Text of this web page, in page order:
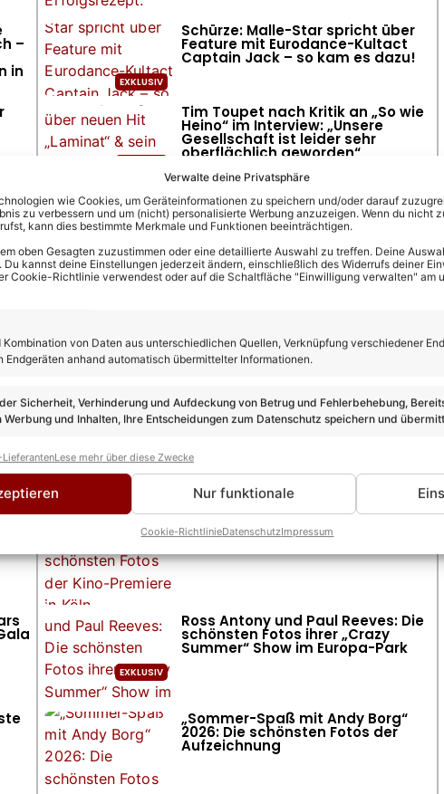
Verwalte deine Privatsphäre
wie Cookies, um Geräteinformationen zu speichern und/oder darauf
zu verbessern und um (nicht) personalisierte Werbung anzuzeigen. Wenn du nicht
kann dies bestimmte Merkmale und Funktionen beeinträchtigen.
oben Gesagten zuzustimmen oder eine detaillierte Auswahl zu treffen. Deine
kannst deine Einstellungen jederzeit ändern, einschließlich des Widerrufs deiner
Cookie-Richtlinie verwendest oder auf die Schaltfläche "Einwilligung verwalten" am
von Daten aus unterschiedlichen Quellen, Verknüpfung verschiedener
Endgeräten anhand automatisch übermittelter Informationen.
Sicherheit, Verhinderung und Aufdeckung von Betrug und Fehlerbehebung,
Werbung und Inhalten, Ihre Entscheidungen zum Datenschutz speichern und
Lese mehr über diese Zwecke
Nur funktionale
Cookie-RichtlinieDatenschutzImpressum
–
in
Schürze: Malle-Star spricht über
Feature mit Eurodance-Kultact
Captain Jack – so kam es dazu!
Tim Toupet nach Kritik an „So wie
Heino“ im Interview: „Unsere
Gesellschaft ist leider sehr
oberflächlich geworden“
Fotogalerien alle Fotogalerien >
Fotos der Kino-Premiere in Köln
Ross Antony und Paul Reeves: Die
schönsten Fotos ihrer „Crazy
Summer“ Show im Europa-Park
„Sommer-Spaß mit Andy Borg“
2026: Die schönsten Fotos der
Aufzeichnung